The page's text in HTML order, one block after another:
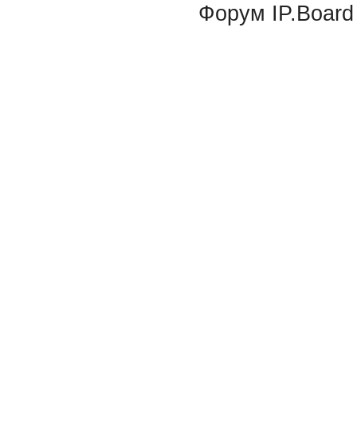
Форум IP.Board